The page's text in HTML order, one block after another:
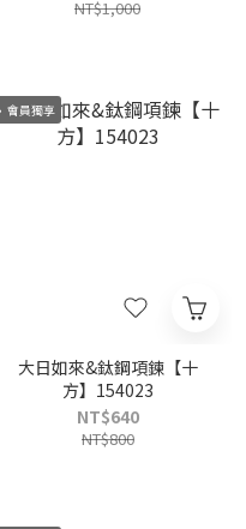
NT$1,000
會員獨享
大日如來&鈦鋼項鍊【十
方】154023
NT$640
NT$800